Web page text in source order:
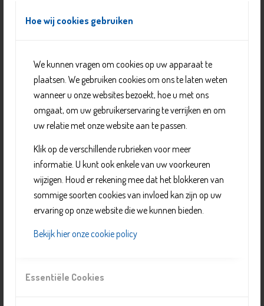
Hoe wij cookies gebruiken
We kunnen vragen om cookies op uw apparaat te
plaatsen. We gebruiken cookies om ons te laten weten
wanneer u onze websites bezoekt, hoe u met ons
omgaat, om uw gebruikerservaring te verrijken en om
uw relatie met onze website aan te passen.
Klik op de verschillende rubrieken voor meer
informatie. U kunt ook enkele van uw voorkeuren
wijzigen. Houd er rekening mee dat het blokkeren van
sommige soorten cookies van invloed kan zijn op uw
ervaring op onze website die we kunnen bieden.
Bekijk hier onze cookie policy
Essentiële Cookies
In de Hofstee worden de hele week door activiteiten
activiteiten voor:
creativiteit: crea club, keramiek, naailes, schilderen,
VAK theater
dans en muziek: ballet, dans, gitaar, musical, Radost,
diversiteit: bewonersgroep
eten en drinken: koffieochtend
gezondheid: afslanken, T-zorg
informatie en cursussen: inloopspreekuur, valcursus
spel en ontspanning: biljart, bridge, klaverjassen,
yoga, schaakles
ZieActiviteiten de Hofstee